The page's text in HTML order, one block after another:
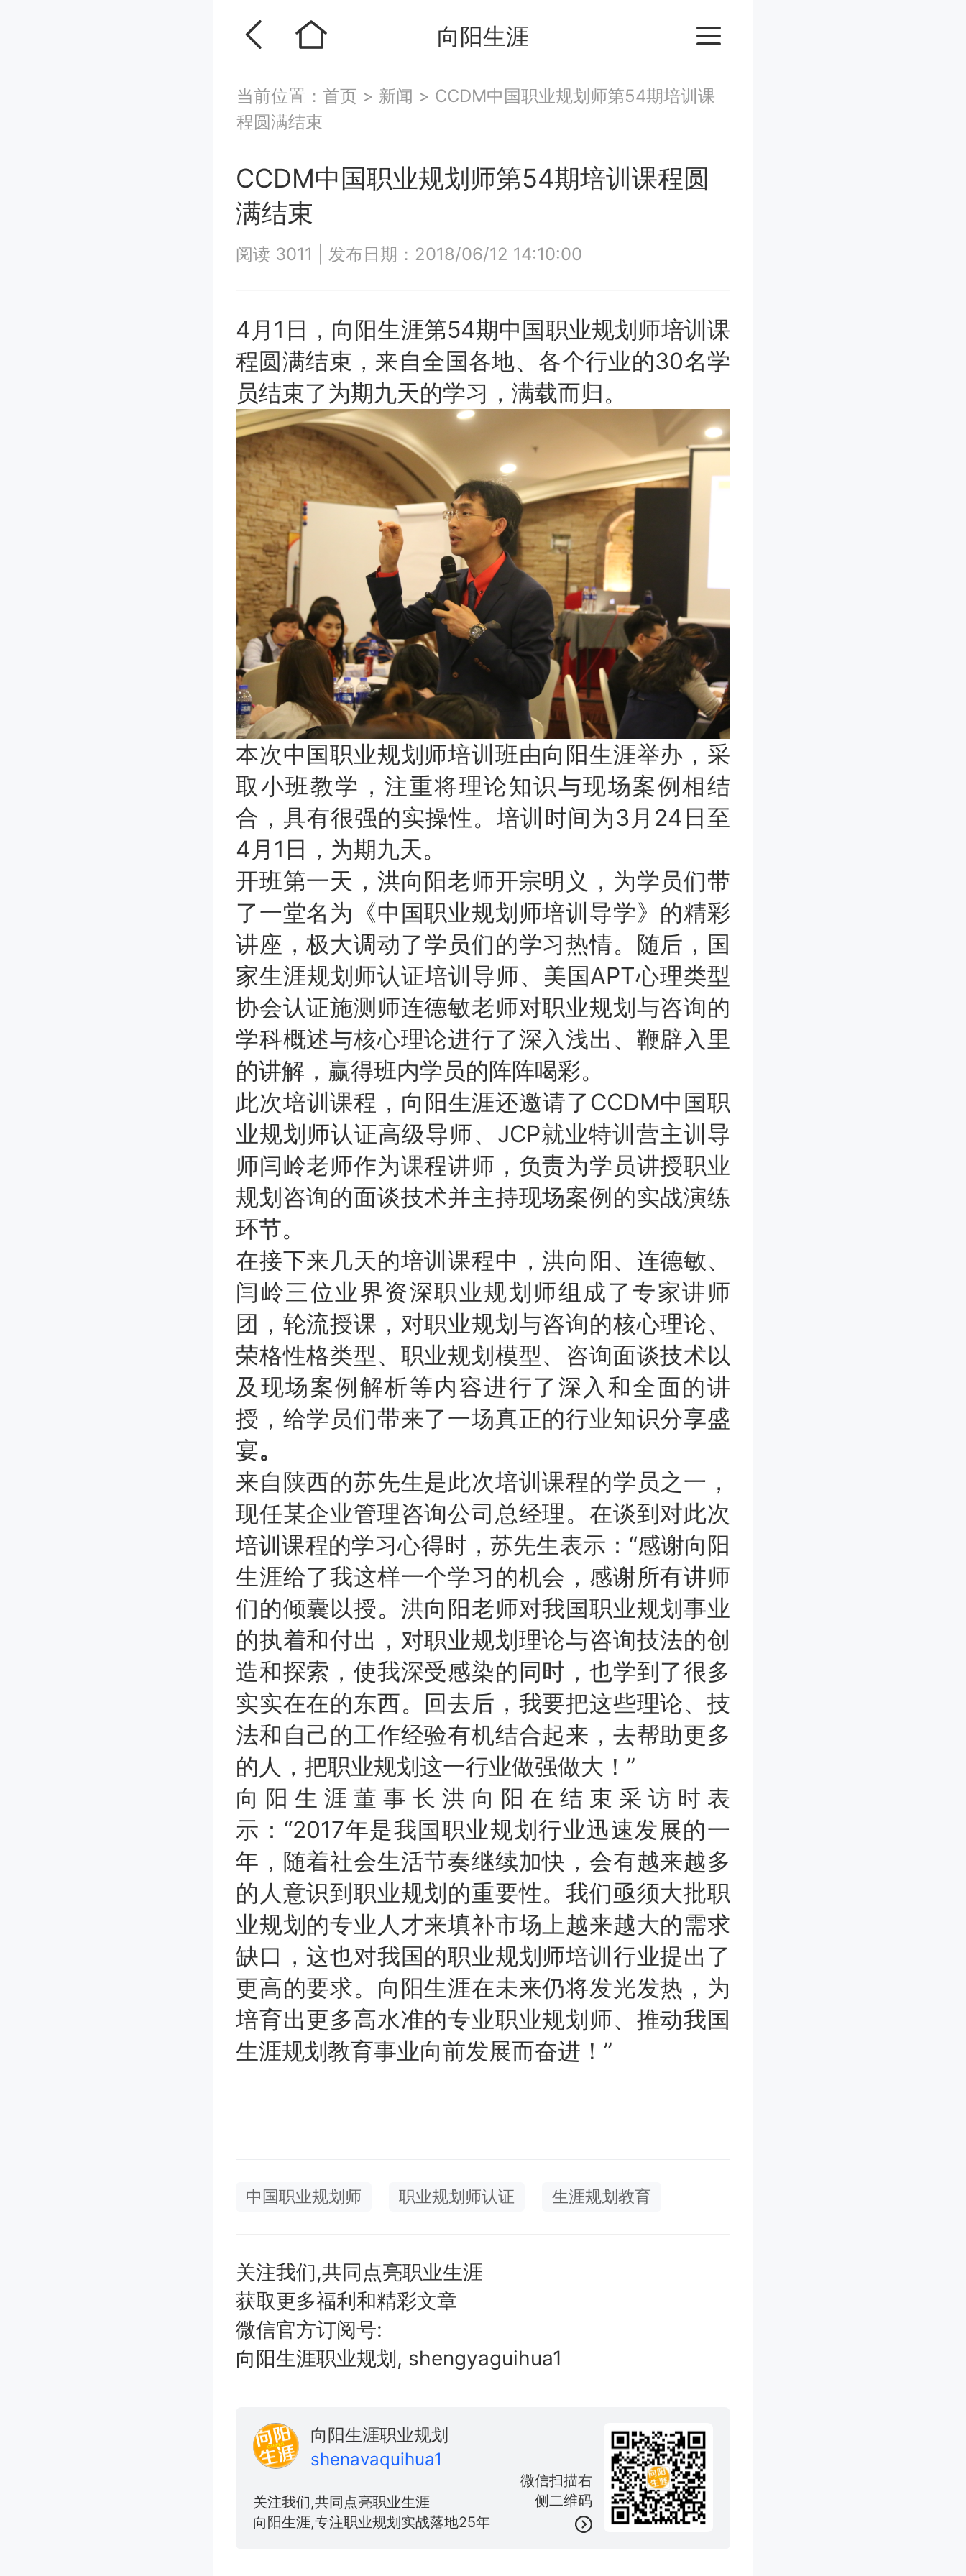
向阳生涯
当前位置： 首页 > 新闻 > CCDM中国职业规划师第54期培训课
程圆满结束
CCDM中国职业规划师第54期培训课程圆
满结束
阅读 3011 发布日期：2018/06/12 14:10:00
4月1日，向阳生涯第54期中国职业规划师培训课
程圆满结束，来自全国各地、各个行业的30名学
员结束了为期九天的学习，满载而归。
本次中国职业规划师培训班由向阳生涯举办，采
取小班教学，注重将理论知识与现场案例相结
合，具有很强的实操性。培训时间为3月24日至
4月1日，为期九天。
开班第一天，洪向阳老师开宗明义，为学员们带
了一堂名为《中国职业规划师培训导学》的精彩
讲座，极大调动了学员们的学习热情。随后，国
家生涯规划师认证培训导师、美国APT心理类型
协会认证施测师连德敏老师对职业规划与咨询的
学科概述与核心理论进行了深入浅出、鞭辟入里
的讲解，赢得班内学员的阵阵喝彩。
此次培训课程，向阳生涯还邀请了CCDM中国职
业规划师认证高级导师、JCP就业特训营主训导
师闫岭老师作为课程讲师，负责为学员讲授职业
规划咨询的面谈技术并主持现场案例的实战演练
环节。
在接下来几天的培训课程中，洪向阳、连德敏、
闫岭三位业界资深职业规划师组成了专家讲师
团，轮流授课，对职业规划与咨询的核心理论、
荣格性格类型、职业规划模型、咨询面谈技术以
及现场案例解析等内容进行了深入和全面的讲
授，给学员们带来了一场真正的行业知识分享盛
宴。
来自陕西的苏先生是此次培训课程的学员之一，
现任某企业管理咨询公司总经理。在谈到对此次
培训课程的学习心得时，苏先生表示：“感谢向阳
生涯给了我这样一个学习的机会，感谢所有讲师
们的倾囊以授。洪向阳老师对我国职业规划事业
的执着和付出，对职业规划理论与咨询技法的创
造和探索，使我深受感染的同时，也学到了很多
实实在在的东西。回去后，我要把这些理论、技
法和自己的工作经验有机结合起来，去帮助更多
的人，把职业规划这一行业做强做大！”
向阳生涯董事长洪向阳在结束采访时表
示：“2017年是我国职业规划行业迅速发展的一
年，随着社会生活节奏继续加快，会有越来越多
的人意识到职业规划的重要性。我们亟须大批职
业规划的专业人才来填补市场上越来越大的需求
缺口，这也对我国的职业规划师培训行业提出了
更高的要求。向阳生涯在未来仍将发光发热，为
培育出更多高水准的专业职业规划师、推动我国
生涯规划教育事业向前发展而奋进！”
中国职业规划师 职业规划师认证 生涯规划教育
关注我们,共同点亮职业生涯
获取更多福利和精彩文章
微信官方订阅号:
向阳生涯职业规划, shengyaguihua1
微信扫描右
侧二维码
向阳生涯职业规划
shenavaquihua1
关注我们,共同点亮职业生涯
向阳生涯,专注职业规划实战落地25年